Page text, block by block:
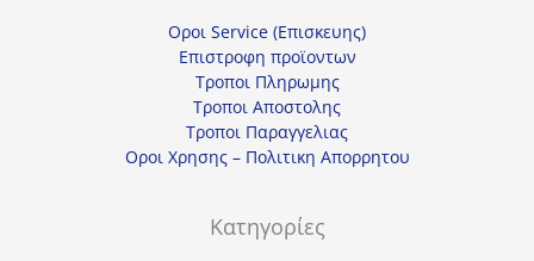
Οροι Service (Επισκευης)
Επιστροφη προϊοντων
Τροποι Πληρωμης
Τροποι Αποστολης
Τροποι Παραγγελιας
Οροι Χρησης – Πολιτικη Απορρητου
Κατηγορίες